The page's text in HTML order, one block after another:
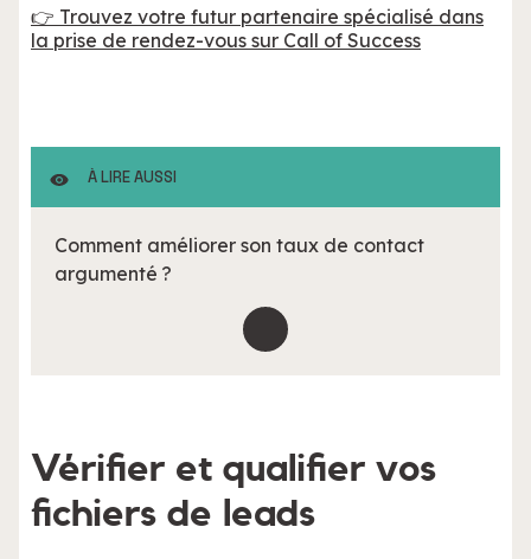
👉 Trouvez votre futur partenaire spécialisé dans
la prise de rendez-vous sur Call of Success
À LIRE AUSSI
Comment améliorer son taux de contact
argumenté ?
Vérifier et qualifier vos
fichiers de leads